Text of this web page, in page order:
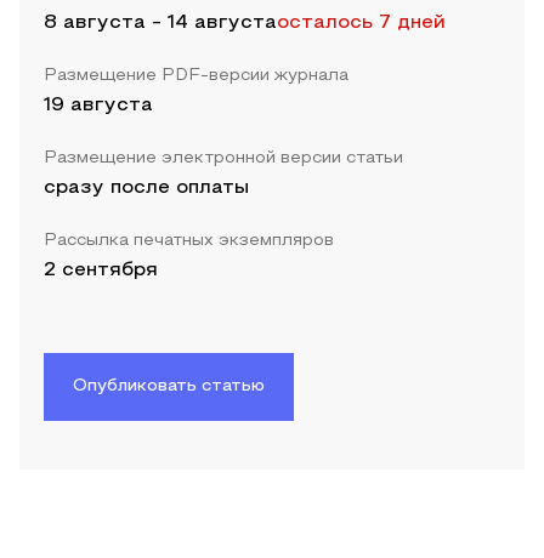
8 августа - 14 августаосталось 7 дней
Размещение PDF-версии журнала
19 августа
Размещение электронной версии статьи
сразу после оплаты
Рассылка печатных экземпляров
2 сентября
Опубликовать статью